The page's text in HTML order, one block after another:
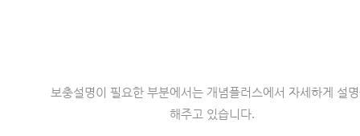
보충설명이 필요한 부분에서는 개념플러스에서 자세하게 설
해주고 있습니다.